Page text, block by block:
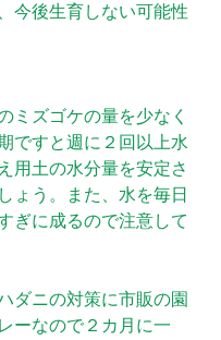
今後生育しない可能性
ミズゴケの量を少なく
ですと週に２回以上水
用土の水分量を安定さ
ょう。また、水を毎日
ぎに成るので注意して
ダニの対策に市販の園
ーなので２カ月に一